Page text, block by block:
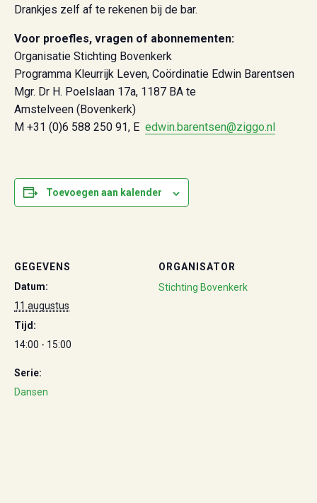
Drankjes zelf af te rekenen bij de bar.
Voor proefles, vragen of abonnementen:
Organisatie Stichting Bovenkerk
Programma Kleurrijk Leven, Coördinatie Edwin Barentsen
Mgr. Dr H. Poelslaan 17a, 1187 BA te
Amstelveen (Bovenkerk)
M +31 (0)6 588 250 91, E edwin.barentsen@ziggo.nl
Toevoegen aan kalender
GEGEVENS
Datum:
11 augustus
Tijd:
14:00 - 15:00
Serie:
Dansen
ORGANISATOR
Stichting Bovenkerk